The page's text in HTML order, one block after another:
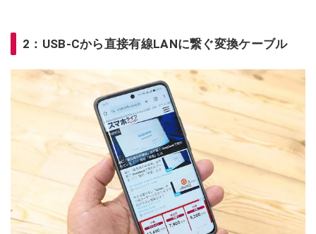
2：USB-Cから直接有線LANに繋ぐ変換ケーブル